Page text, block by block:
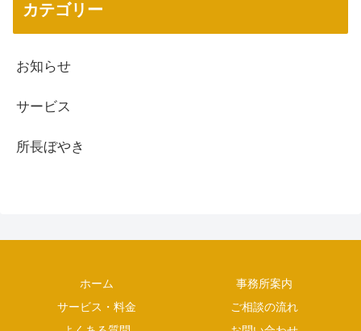
カテゴリー
お知らせ
サービス
所長ぼやき
ホーム
事務所案内
サービス・料金
ご相談の流れ